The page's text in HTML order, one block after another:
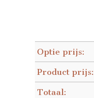
Optie prijs:
Product prijs:
Totaal: